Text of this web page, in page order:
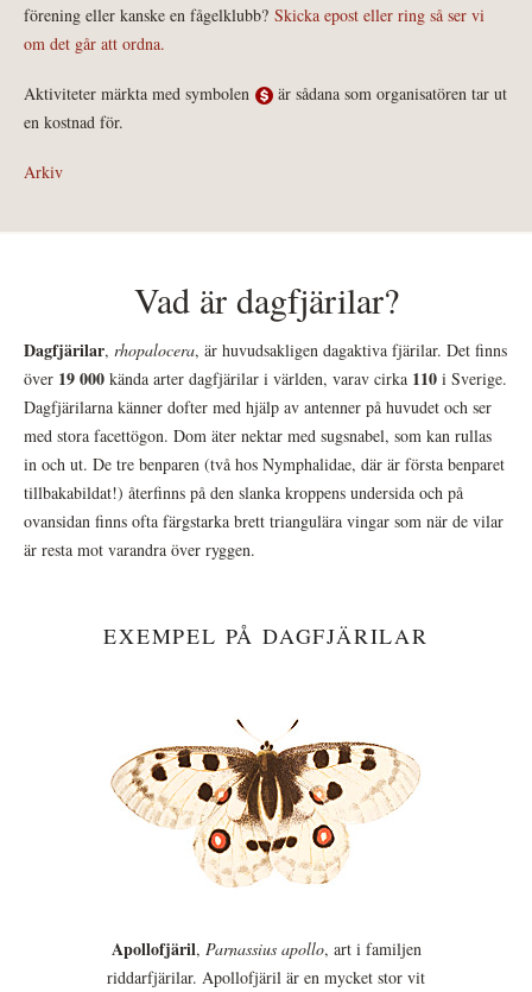
förening eller kanske en fågelklubb? Skicka epost eller ring så ser vi
om det går att ordna.
Aktiviteter märkta med symbolen
är sådana som organisatören tar ut
en kostnad för.
Arkiv
Vad är dagfjärilar?
Dagfjärilar, rhopalocera, är huvudsakligen dagaktiva fjärilar. Det finns
över 19 000 kända arter dagfjärilar i världen, varav cirka 110 i Sverige.
Dagfjärilarna känner dofter med hjälp av antenner på huvudet och ser
med stora facettögon. Dom äter nektar med sugsnabel, som kan rullas
in och ut. De tre benparen (två hos Nymphalidae, där är första benparet
tillbakabildat!) återfinns på den slanka kroppens undersida och på
ovansidan finns ofta färgstarka brett triangulära vingar som när de vilar
är resta mot varandra över ryggen.
EXEMPEL PÅ DAGFJÄRILAR
Apollofjäril, Parnassius apollo, art i familjen
riddarfjärilar. Apollofjäril är en mycket stor vit